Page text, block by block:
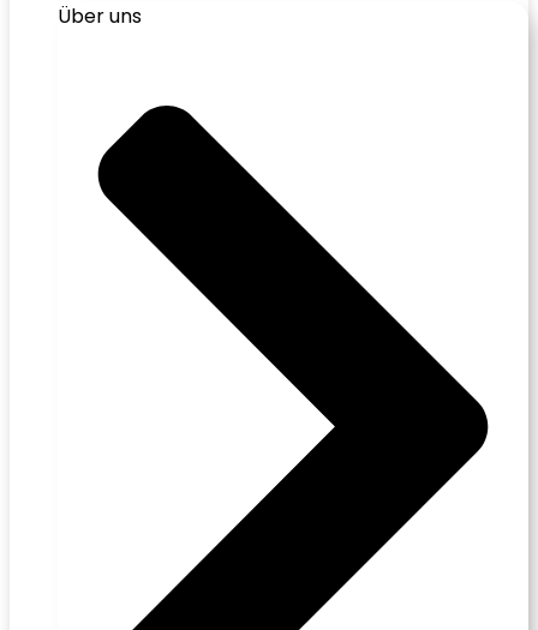
Über uns